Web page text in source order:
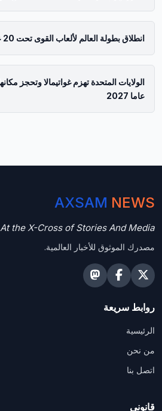
انطلاق بطولة العالم لألعاب القوى تحت 20 عاما في يوجين
عاما 2027
AXSAM NEWS
At the X-Cross of Stories And Media
مصدرك الموثوق للأخبار العالمية.
روابط سريعة
الرئيسية
من نحن
اتصل بنا
قانوني